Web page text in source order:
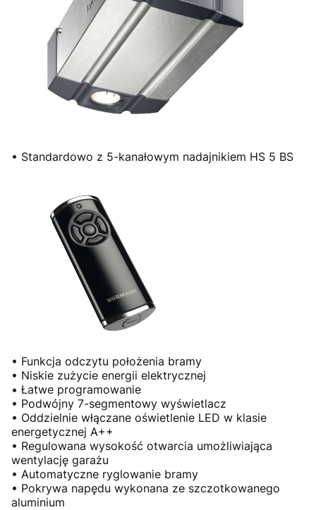
• Standardowo z 5-kanałowym nadajnikiem HS 5 BS
• Funkcja odczytu położenia bramy
• Niskie zużycie energii elektrycznej
• Łatwe programowanie
• Podwójny 7-segmentowy wyświetlacz
• Oddzielnie włączane oświetlenie LED w klasie
energetycznej A++
• Regulowana wysokość otwarcia umożliwiająca
wentylację garażu
• Automatyczne ryglowanie bramy
• Pokrywa napędu wykonana ze szczotkowanego
aluminium